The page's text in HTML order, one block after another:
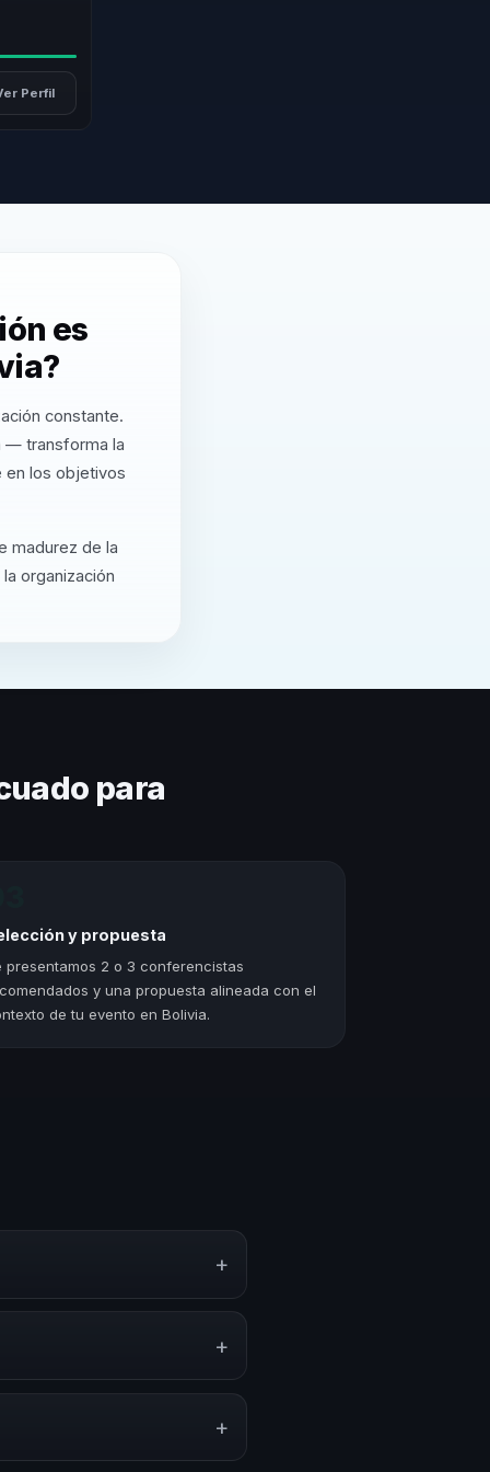
Perfil
es
constante.
— transforma la
en los objetivos
madurez de la
organización
para
y propuesta
presentamos 2 o 3 conferencistas
y una propuesta alineada con el
de tu evento en Bolivia.
+
+
+